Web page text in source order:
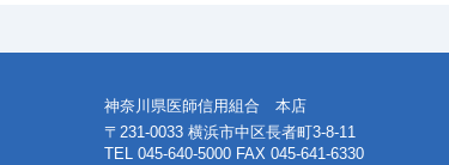
神奈川県医師信用組合 本店
〒231-0033 横浜市中区長者町3-8-11
TEL 045-640-5000 FAX 045-641-6330